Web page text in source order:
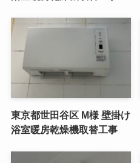
東京都世田谷区 M様 壁掛け
浴室暖房乾燥機取替工事